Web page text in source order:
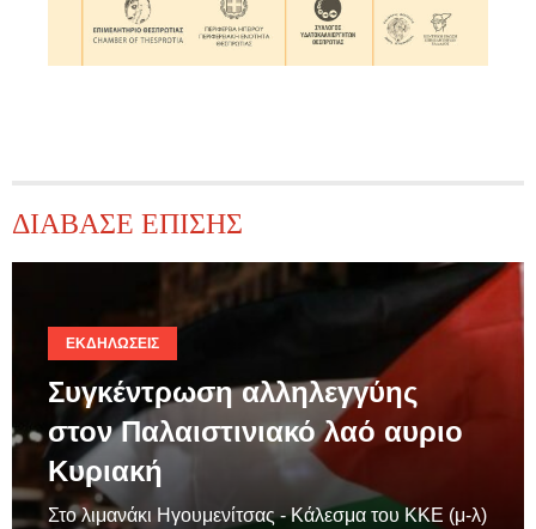
ΔΙΑΒΑΣΕ ΕΠΙΣΗΣ
ΕΚΔΗΛΏΣΕΙΣ
Συγκέντρωση αλληλεγγύης
στον Παλαιστινιακό λαό αυριο
Κυριακή
Στο λιμανάκι Ηγουμενίτσας - Κάλεσμα του ΚΚΕ (μ-λ)